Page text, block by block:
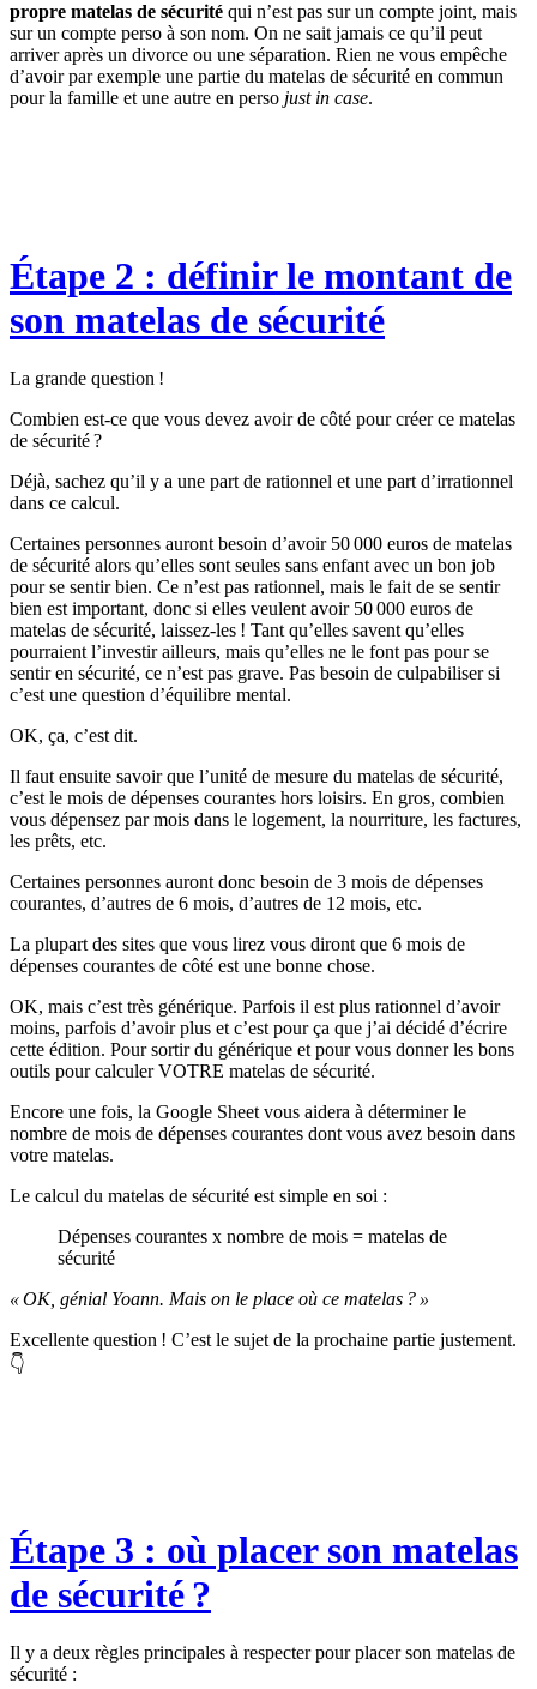
propre matelas de sécurité qui n’est pas sur un compte joint, mais
sur un compte perso à son nom. On ne sait jamais ce qu’il peut
arriver après un divorce ou une séparation. Rien ne vous empêche
d’avoir par exemple une partie du matelas de sécurité en commun
pour la famille et une autre en perso just in case.
Étape 2 : définir le montant de
son matelas de sécurité
La grande question !
Combien est-ce que vous devez avoir de côté pour créer ce matelas
de sécurité ?
Déjà, sachez qu’il y a une part de rationnel et une part d’irrationnel
dans ce calcul.
Certaines personnes auront besoin d’avoir 50 000 euros de matelas
de sécurité alors qu’elles sont seules sans enfant avec un bon job
pour se sentir bien. Ce n’est pas rationnel, mais le fait de se sentir
bien est important, donc si elles veulent avoir 50 000 euros de
matelas de sécurité, laissez-les ! Tant qu’elles savent qu’elles
pourraient l’investir ailleurs, mais qu’elles ne le font pas pour se
sentir en sécurité, ce n’est pas grave. Pas besoin de culpabiliser si
c’est une question d’équilibre mental.
OK, ça, c’est dit.
Il faut ensuite savoir que l’unité de mesure du matelas de sécurité,
c’est le mois de dépenses courantes hors loisirs. En gros, combien
vous dépensez par mois dans le logement, la nourriture, les factures,
les prêts, etc.
Certaines personnes auront donc besoin de 3 mois de dépenses
courantes, d’autres de 6 mois, d’autres de 12 mois, etc.
La plupart des sites que vous lirez vous diront que 6 mois de
dépenses courantes de côté est une bonne chose.
OK, mais c’est très générique. Parfois il est plus rationnel d’avoir
moins, parfois d’avoir plus et c’est pour ça que j’ai décidé d’écrire
cette édition. Pour sortir du générique et pour vous donner les bons
outils pour calculer VOTRE matelas de sécurité.
Encore une fois, la Google Sheet vous aidera à déterminer le
nombre de mois de dépenses courantes dont vous avez besoin dans
votre matelas.
Le calcul du matelas de sécurité est simple en soi :
Dépenses courantes x nombre de mois = matelas de
sécurité
« OK, génial Yoann. Mais on le place où ce matelas ? »
Excellente question ! C’est le sujet de la prochaine partie justement.
👇
Étape 3 : où placer son matelas
de sécurité ?
Il y a deux règles principales à respecter pour placer son matelas de
sécurité :